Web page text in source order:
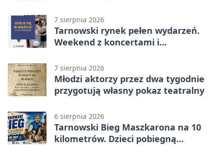
7 sierpnia 2026
Tarnowski rynek pełen wydarzeń.
Weekend z koncertami i
7 sierpnia 2026
Młodzi aktorzy przez dwa tygodnie
przygotują własny pokaz teatralny
6 sierpnia 2026
Tarnowski Bieg Maszkarona na 10
kilometrów. Dzieci pobiegną